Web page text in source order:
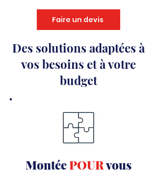
Faire un devis
Des solutions adaptées à
vos besoins et à votre
budget
MontéePOURvous